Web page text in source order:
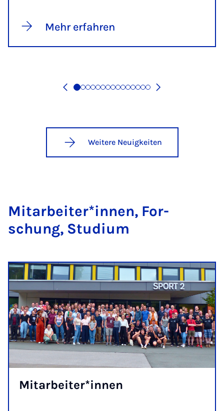
Mehr erfahren
Weitere Neuigkeiten
Mit­a­r­bei­ter*in­nen, For­
schung, Stu­di­um
Mit­a­r­bei­ter*in­nen